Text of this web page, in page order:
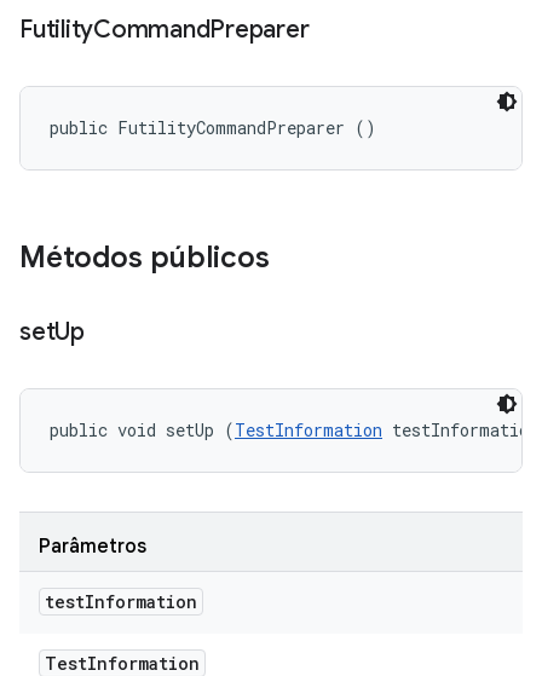
FutilityCommandPreparer
public FutilityCommandPreparer ()
Métodos públicos
setUp
public void setUp (TestInformation
Parâmetros
testInformation
TestInformation